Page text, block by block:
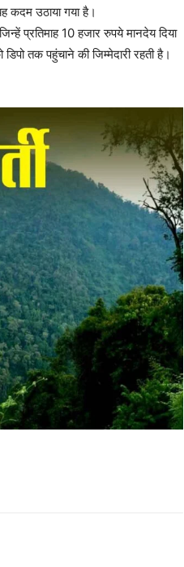
कदम उठाया गया है।
प्रतिमाह 10 हजार रुपये मानदेय दिया
तक पहुंचाने की जिम्मेदारी रहती है।